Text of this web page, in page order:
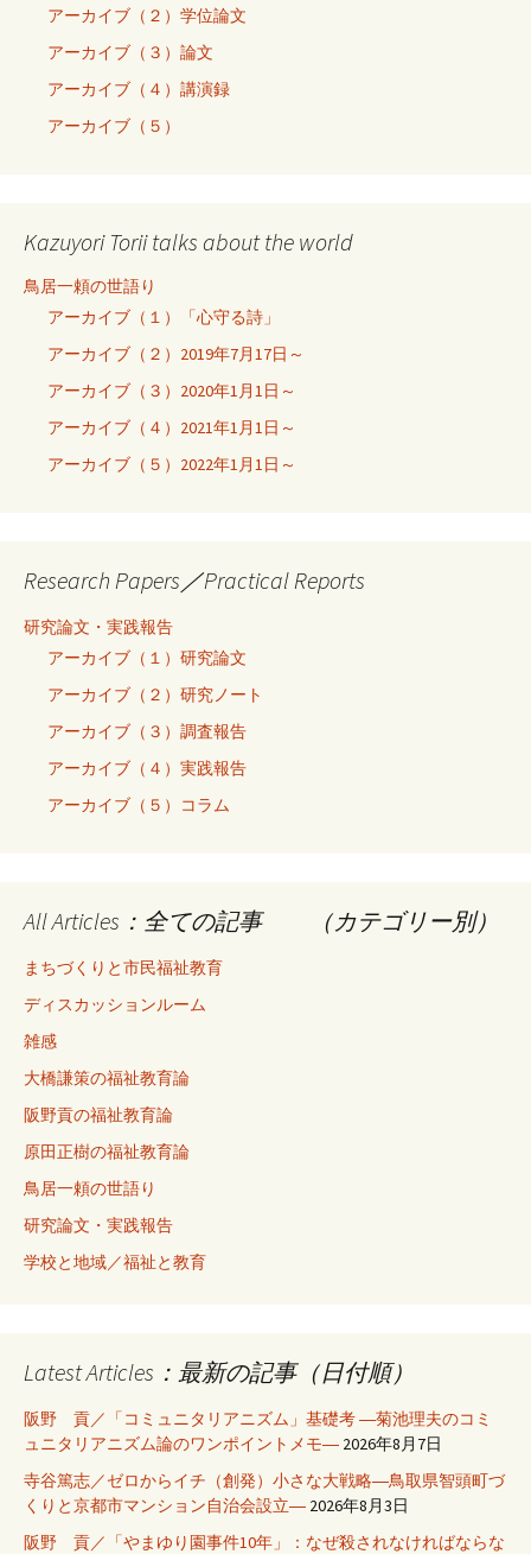
アーカイブ（２）学位論文
アーカイブ（３）論文
アーカイブ（４）講演録
アーカイブ（５）
Kazuyori Torii talks about the world
鳥居一頼の世語り
アーカイブ（１）「心守る詩」
アーカイブ（２）2019年7月17日～
アーカイブ（３）2020年1月1日～
アーカイブ（４）2021年1月1日～
アーカイブ（５）2022年1月1日～
Research Papers／Practical Reports
研究論文・実践報告
アーカイブ（１）研究論文
アーカイブ（２）研究ノート
アーカイブ（３）調査報告
アーカイブ（４）実践報告
アーカイブ（５）コラム
All Articles：全ての記事 （カテゴリー別）
まちづくりと市民福祉教育
ディスカッションルーム
雑感
大橋謙策の福祉教育論
阪野貢の福祉教育論
原田正樹の福祉教育論
鳥居一頼の世語り
研究論文・実践報告
学校と地域／福祉と教育
Latest Articles：最新の記事（日付順）
阪野 貢／「コミュニタリアニズム」基礎考 ―菊池理夫のコミ
ュニタリアニズム論のワンポイントメモ― 2026年8月7日
寺谷篤志／ゼロからイチ（創発）小さな大戦略―鳥取県智頭町づ
くりと京都市マンション自治会設立― 2026年8月3日
阪野 貢／「やまゆり園事件10年」：なぜ殺されなければならな